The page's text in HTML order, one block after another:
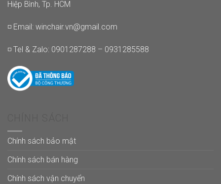
Hiệp Bình, Tp. HCM
◽ Email: winchair.vn@gmail.com
◽ Tel & Zalo: 0901287288 – 0931285588
Chính sách bảo mật
Chính sách bán hàng
Chính sách vận chuyển